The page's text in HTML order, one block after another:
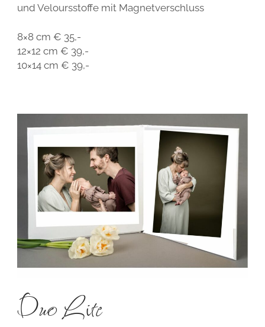
und Veloursstoffe mit Magnetverschluss
8×8 cm € 35,-
12×12 cm € 39,-
10×14 cm € 39,-
Duo Lite